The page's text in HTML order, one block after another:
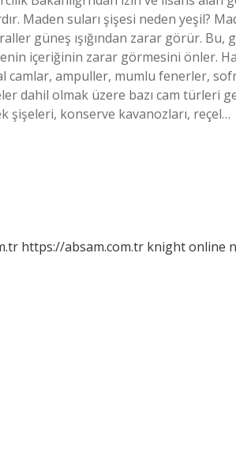
Maden suları şişesi neden yeşil?
güneş ışığından zarar görür. Bu,
içeriğinin zarar görmesini önler.
camlar, ampuller, mumlu fenerler,
dahil olmak üzere bazı cam türleri
şişeleri, konserve kavanozları, reçel…
https://absam.com.tr knight online